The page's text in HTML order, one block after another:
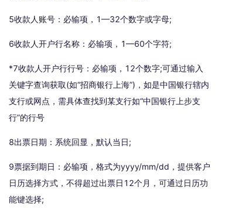
5收款人账号：必输项，1—32个数字或字母;
6收款人开户行名称：必输项，1—60个字符;
*7收款人开户行行号：必输项，12个数字;可通过输入
关键字查询获取(如“招商银行上海”)，如是中国银行辖内
支行或网点，需具体查找到某支行如“中国银行上步支
行”的行号
8出票日期：系统回显，默认当日;
9票据到期日：必输项，格式为yyyy/mm/dd，提供客户
日历选择方式，不得超过出票日12个月，可通过日历功
能键选择;